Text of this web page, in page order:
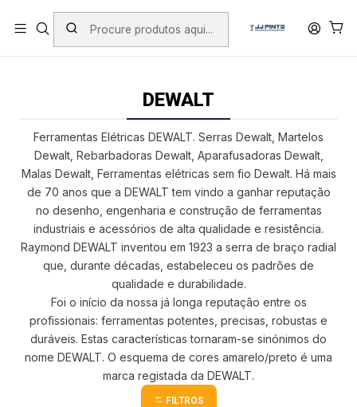
PORTES INCLUÍDOS EM ENCOMENDAS +75€ (excepto ilhas)
Início PRODUTOS FERRAMENTAS COM FIO
DEWALT
Ferramentas Elétricas DEWALT. Serras Dewalt, Martelos
Dewalt, Rebarbadoras Dewalt, Aparafusadoras Dewalt,
Malas Dewalt, Ferramentas elétricas sem fio Dewalt. Há mais
de 70 anos que a DEWALT tem vindo a ganhar reputação
no desenho, engenharia e construção de ferramentas
industriais e acessórios de alta qualidade e resistência.
Raymond DEWALT inventou em 1923 a serra de braço radial
que, durante décadas, estabeleceu os padrões de
qualidade e durabilidade.
Foi o início da nossa já longa reputação entre os
profissionais: ferramentas potentes, precisas, robustas e
duráveis. Estas características tornaram-se sinónimos do
nome DEWALT. O esquema de cores amarelo/preto é uma
marca registada da DEWALT.
FILTROS